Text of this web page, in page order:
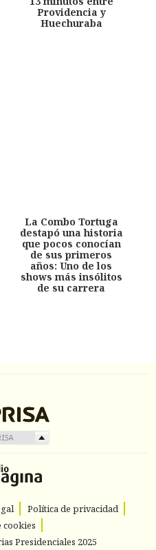
Providencia y
Huechuraba
La Combo Tortuga
destapó una historia
que pocos conocían
de sus primeros
años: Uno de los
shows más insólitos
de su carrera
Política de privacidad
cookies
Presidenciales 2025